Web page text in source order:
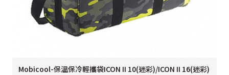
Mobicool-保溫保冷輕攜袋ICON II 10(迷彩)/ICON II 16(迷彩)